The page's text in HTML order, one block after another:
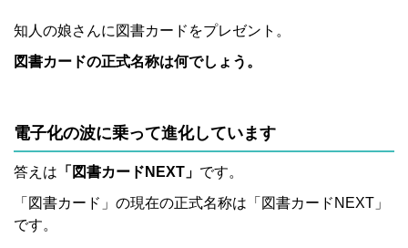
知人の娘さんに図書カードをプレゼント。
図書カードの正式名称は何でしょう。
電子化の波に乗って進化しています
答えは 「図書カードNEXT 」 です。
「図書カード」の現在の正式名称は「図書カードNEXT」
です。